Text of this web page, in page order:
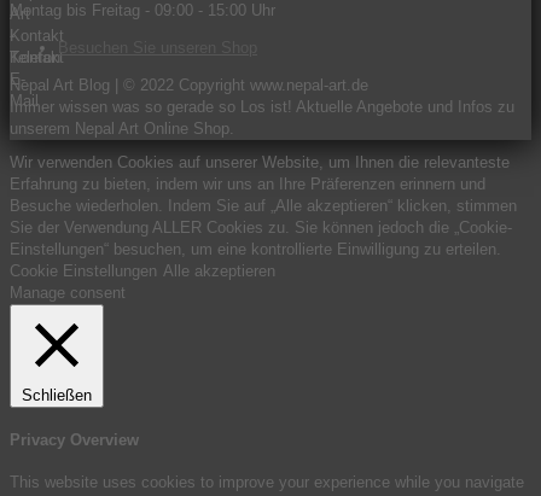
Montag bis Freitag - 09:00 - 15:00 Uhr
Nepal Art Blog | © 2022 Copyright www.nepal-art.de
Immer wissen was so gerade so Los ist! Aktuelle Angebote und Infos zu
unserem Nepal Art Online Shop.
Wir verwenden Cookies auf unserer Website, um Ihnen die relevanteste
Erfahrung zu bieten, indem wir uns an Ihre Präferenzen erinnern und
Besuche wiederholen. Indem Sie auf „Alle akzeptieren“ klicken, stimmen
Sie der Verwendung ALLER Cookies zu. Sie können jedoch die „Cookie-
Einstellungen“ besuchen, um eine kontrollierte Einwilligung zu erteilen.
Cookie Einstellungen Alle akzeptieren
Manage consent
Schließen
Privacy Overview
This website uses cookies to improve your experience while you navigate